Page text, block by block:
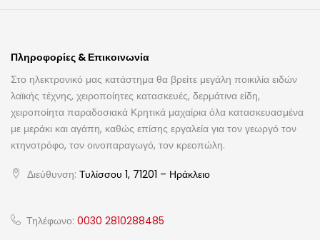
Πληροφορίες & Επικοινωνία
Στο ηλεκτρονικό μας κατάστημα θα βρείτε μεγάλη ποικιλία ειδών
λαϊκής τέχνης, χειροποίητες κατασκευές, δερμάτινα είδη,
χειροποίητα παραδοσιακά Κρητικά μαχαίρια όλα κατασκευασμένα
με μεράκι και αγάπη, καθώς επίσης εργαλεία για τον γεωργό τον
κτηνοτρόφο, τον οινοπαραγωγό, τον κρεοπώλη.
Διεύθυνση: Τυλίσσου 1, 71201 – Ηράκλειο
Τηλέφωνο: 0030 2810288485